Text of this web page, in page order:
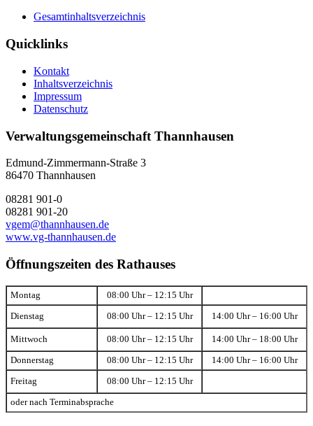
Gesamtinhaltsverzeichnis
Quicklinks
Kontakt
Inhaltsverzeichnis
Impressum
Datenschutz
Verwaltungsgemeinschaft Thannhausen
Edmund-Zimmermann-Straße 3
86470 Thannhausen
08281 901-0
08281 901-20
vgem@thannhausen.de
www.vg-thannhausen.de
Öffnungszeiten des Rathauses
Montag 08:00 Uhr – 12:15 Uhr
Dienstag 08:00 Uhr – 12:15 Uhr 14:00 Uhr – 16:00 Uhr
Mittwoch 08:00 Uhr – 12:15 Uhr 14:00 Uhr – 18:00 Uhr
Donnerstag 08:00 Uhr – 12:15 Uhr 14:00 Uhr – 16:00 Uhr
Freitag 08:00 Uhr – 12:15 Uhr
oder nach Terminabsprache